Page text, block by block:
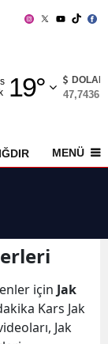
19°
Adıyaman
Ağrı
Antalya
Aydın
Balıkesir
DOLAR
47,7436
IĞDIR AKYAKA
MENÜ
için Jak
Kars Jak
Jak